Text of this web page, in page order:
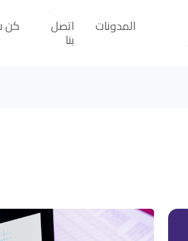
المدونات اتصل
بنا
كن